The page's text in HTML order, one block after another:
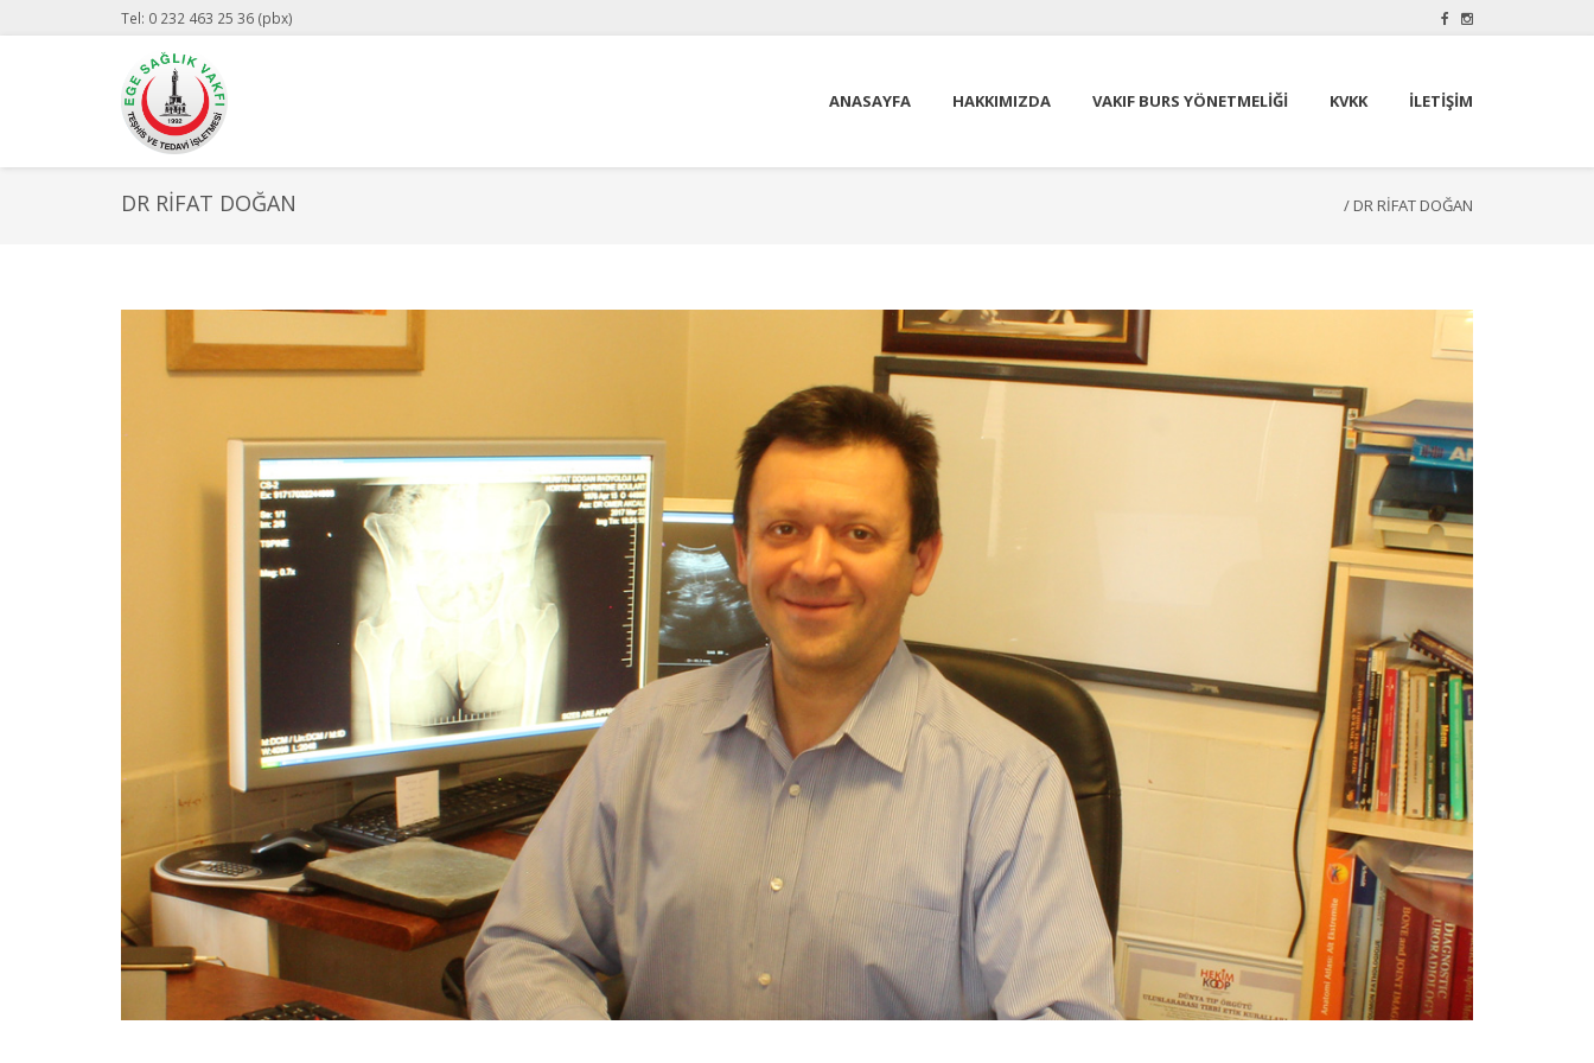
Tel: 0 232 463 25 36 (pbx)
ANASAYFA HAKKIMIZDA VAKIF BURS YÖNETMELIĞI KVKK İLETIŞIM
DR RIFAT DOĞAN / DR RIFAT DOĞAN